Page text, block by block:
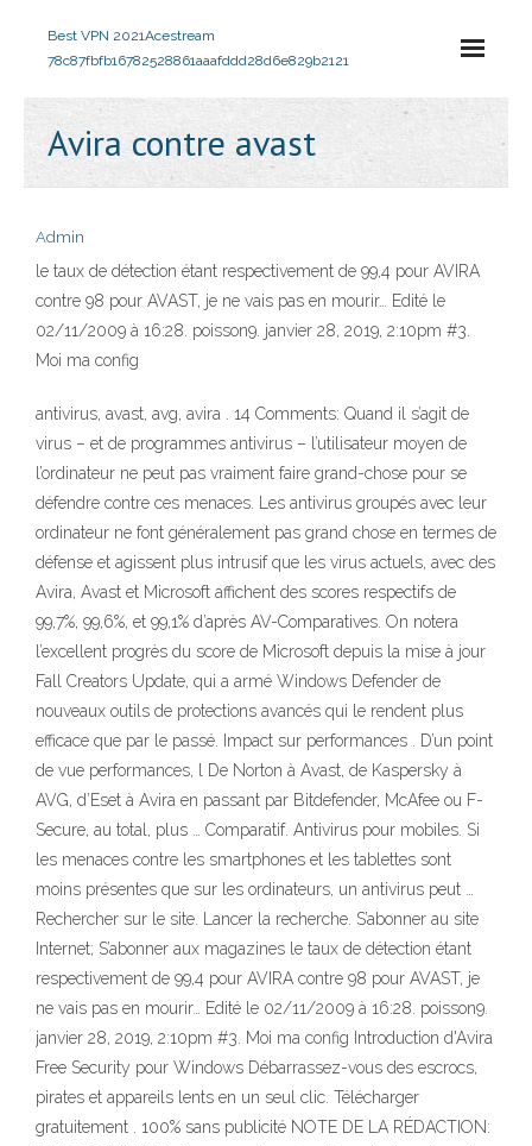
Best VPN 2021Acestream
78c87fbfb16782528861aaafddd28d6e829b2121
Avira contre avast
Admin
le taux de détection étant respectivement de 99,4 pour AVIRA
contre 98 pour AVAST, je ne vais pas en mourir… Edité le
02/11/2009 à 16:28. poisson9. janvier 28, 2019, 2:10pm #3.
Moi ma config
antivirus, avast, avg, avira . 14 Comments: Quand il s’agit de
virus – et de programmes antivirus – l’utilisateur moyen de
l’ordinateur ne peut pas vraiment faire grand-chose pour se
défendre contre ces menaces. Les antivirus groupés avec leur
ordinateur ne font généralement pas grand chose en termes de
défense et agissent plus intrusif que les virus actuels, avec des
Avira, Avast et Microsoft affichent des scores respectifs de
99,7%, 99,6%, et 99,1% d’après AV-Comparatives. On notera
l’excellent progrès du score de Microsoft depuis la mise à jour
Fall Creators Update, qui a armé Windows Defender de
nouveaux outils de protections avancés qui le rendent plus
efficace que par le passé. Impact sur performances . D’un point
de vue performances, l De Norton à Avast, de Kaspersky à
AVG, d’Eset à Avira en passant par Bitdefender, McAfee ou F-
Secure, au total, plus … Comparatif. Antivirus pour mobiles. Si
les menaces contre les smartphones et les tablettes sont
moins présentes que sur les ordinateurs, un antivirus peut …
Rechercher sur le site. Lancer la recherche. S’abonner au site
Internet; S’abonner aux magazines le taux de détection étant
respectivement de 99,4 pour AVIRA contre 98 pour AVAST, je
ne vais pas en mourir… Edité le 02/11/2009 à 16:28. poisson9.
janvier 28, 2019, 2:10pm #3. Moi ma config Introduction d'Avira
Free Security pour Windows Débarrassez-vous des escrocs,
pirates et appareils lents en un seul clic. Télécharger
gratuitement . 100% sans publicité NOTE DE LA RÉDACTION: